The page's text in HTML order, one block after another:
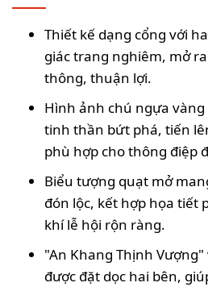
Thiết kế dạng cổng với
giác trang nghiêm, mở
thông, thuận lợi.
Hình ảnh chú ngựa
tinh thần bứt phá, tiến
phù hợp cho thông điệp
Biểu tượng quạt mở
đón lộc, kết hợp họa tiết
khí lễ hội rộn ràng.
"An Khang Thịnh Vượng"
được đặt dọc hai bên,